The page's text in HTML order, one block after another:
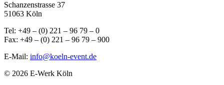
Schanzenstrasse 37
51063 Köln
Tel: +49 – (0) 221 – 96 79 – 0
Fax: +49 – (0) 221 – 96 79 – 900
E-Mail: info@koeln-event.de
© 2026 E-Werk Köln